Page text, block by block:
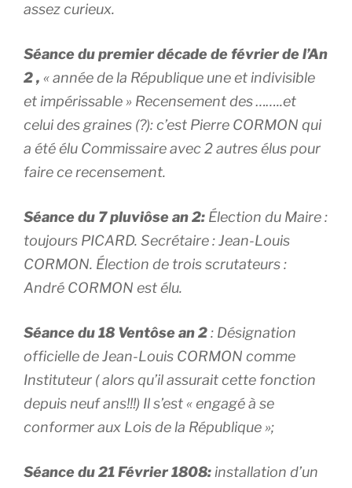
assez curieux.
Séance du premier décade de février de l’An
2 , « année de la République une et indivisible
et impérissable » Recensement des ……..et
celui des graines (?): c’est Pierre CORMON qui
a été élu Commissaire avec 2 autres élus pour
faire ce recensement.
Séance du 7 pluviôse an 2: Élection du Maire :
toujours PICARD. Secrétaire : Jean-Louis
CORMON. Élection de trois scrutateurs :
André CORMON est élu.
Séance du 18 Ventôse an 2: Désignation
officielle de Jean-Louis CORMON comme
Instituteur ( alors qu’il assurait cette fonction
depuis neuf ans!!!) Il s’est « engagé à se
conformer aux Lois de la République »;
Séance du 21 Février 1808:installation d’un